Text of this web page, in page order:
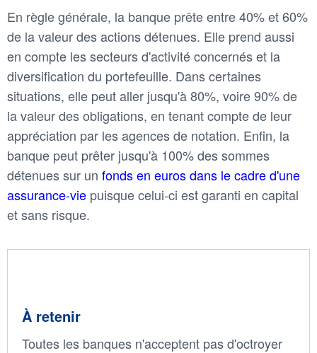
En règle générale, la banque prête entre 40% et 60%
de la valeur des actions détenues. Elle prend aussi
en compte les secteurs d'activité concernés et la
diversification du portefeuille. Dans certaines
situations, elle peut aller jusqu'à 80%, voire 90% de
la valeur des obligations, en tenant compte de leur
appréciation par les agences de notation. Enfin, la
banque peut prêter jusqu'à 100% des sommes
détenues sur un fonds en euros dans le cadre d'une
assurance-vie puisque celui-ci est garanti en capital
et sans risque.
À retenir
Toutes les banques n'acceptent pas d'octroyer